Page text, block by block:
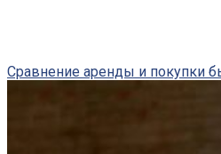
Сравнение аренды и покупки